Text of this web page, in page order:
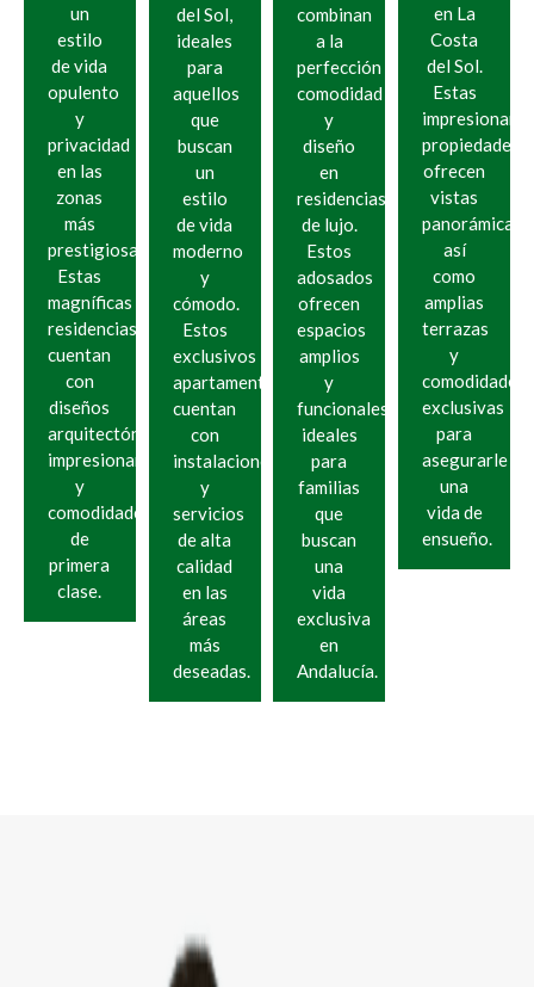
un
estilo
de vida
opulento
y
privacidad
en las
zonas
más
prestigiosas.
Estas
magníficas
residencias
cuentan
con
diseños
arquitectónicos
impresionantes
y
comodidades
de
primera
clase.
del Sol,
ideales
para
aquellos
que
buscan
un
estilo
de vida
moderno
y
cómodo.
Estos
exclusivos
apartamentos
cuentan
con
instalaciones
y
servicios
de alta
calidad
en las
áreas
más
deseadas.
combinan
a la
perfección
comodidad
y
diseño
en
residencias
de lujo.
Estos
adosados
ofrecen
espacios
amplios
y
funcionales,
ideales
para
familias
que
buscan
una
vida
exclusiva
en
Andalucía.
en La
Costa
del Sol.
Estas
propiedades
ofrecen
vistas
panorámicas,
así
como
amplias
terrazas
y
comodidades
exclusivas
para
asegurarle
una
vida de
ensueño.